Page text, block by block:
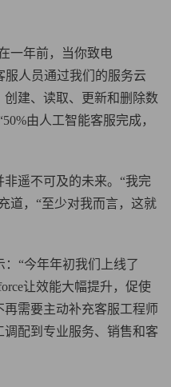
一年前，当你致电
服人员通过我们的服务云
建、读取、更新和删除数
由人工智能客服完成，
遥不可及的未来。“我完
道，“至少对我而言，这就
：“今年年初我们上线了
让效能大幅提升，促使
需要主动补充客服工程师
配到专业服务、销售和客